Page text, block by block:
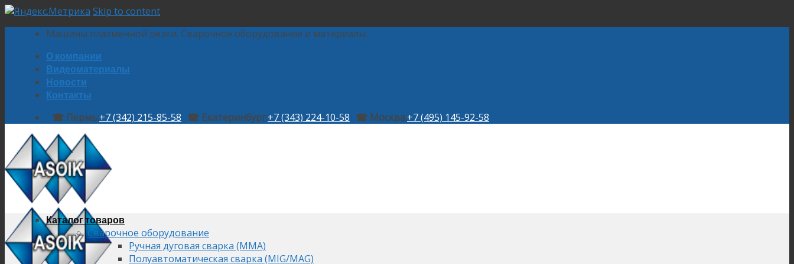
Skip to content
Машины плазменной резки. Сварочное оборудование и материалы.
О компании
Видеоматериалы
Новости
Контакты
☎ Пермь:+7 (342) 215-85-58 ☎ Екатеринбург:+7 (343) 224-10-58 ☎ Москва:+7 (495) 145-92-58
Каталог товаров
Сварочное оборудование
Ручная дуговая сварка (MMA)
Полуавтоматическая сварка (MIG/MAG)